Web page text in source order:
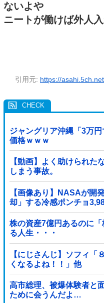
ないよや
ニートが働けば外人
引用元: https://
ジャングリア沖縄「3万
価格ｗｗｗ
【動画】よく助けられた
しまう事故。
【画像あり】NASAが開
却」する冷感ポンチョ
株の資産7億円あるのに
る人生・・・
【にじさんじ】ソフィ「
くなるよね！！」他
高市総理、被爆体験者と
ために会うんだよ…